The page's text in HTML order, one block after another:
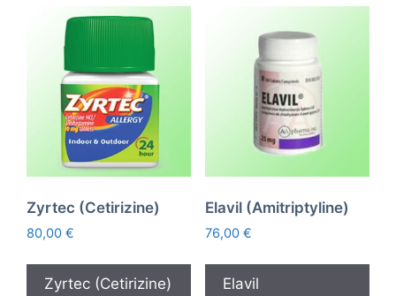
Zyrtec (Cetirizine)
80,00 €
Zyrtec (Cetirizine)
Elavil (Amitriptyline)
76,00 €
Elavil